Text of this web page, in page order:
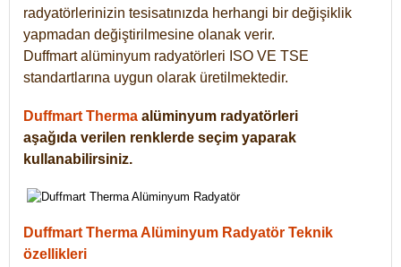
radyatörlerinizin tesisatınızda herhangi bir değişiklik
yapmadan değiştirilmesine olanak verir.
Duffmart alüminyum radyatörleri ISO VE TSE
standartlarına uygun olarak üretilmektedir.
Duffmart Therma alüminyum radyatörleri
aşağıda verilen renklerde seçim yaparak
kullanabilirsiniz.
Duffmart Therma Alüminyum Radyatör Teknik
özellikleri